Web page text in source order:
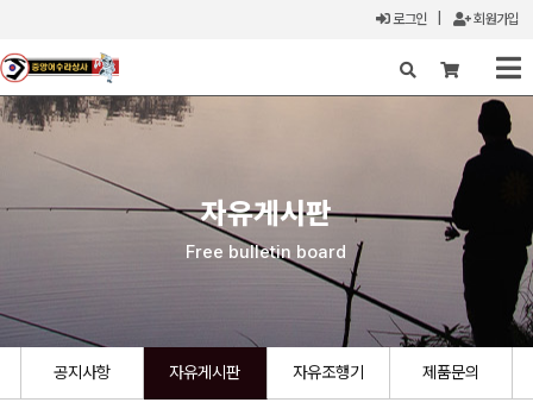
로그인 회원가입
X
자유게시판
Free bulletin board
공지사항 자유게시판 자유조행기 제품문의